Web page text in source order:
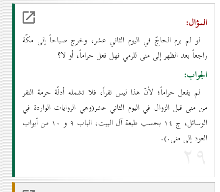
السؤال:
لو لم يرم الحاجّ في اليوم الثاني عشر، وخرج صباحاً إلى مكّة
راجعاً بعد الظهر إلى منى للرمي فهل فعل حراماً، أو لا؟
الجواب:
لم يفعل حراماً؛ لأنّ هذا ليس نفراً، فلا تشمله أدلّة حرمة النفر
من منى قبل الزوال في اليوم الثاني عشر(وهي الروايات الواردة في
الوسائل، ج ۱٤ بحسب طبعة آل البيت، الباب ۹ و ۱٠ من أبواب
العود إلى منى.).
۲۹